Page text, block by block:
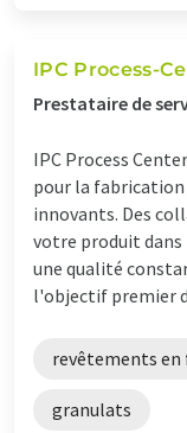
IPC Process-
Prestataire de
IPC Process
pour la
innovants. Des
votre produit dans
une qualité
l'objectif premier
revêtements
granulats